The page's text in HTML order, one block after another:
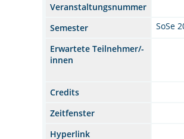
Veranstaltungsnummer
Semester
SoSe
Erwartete Teilnehmer/-
innen
Credits
Zeitfenster
Hyperlink